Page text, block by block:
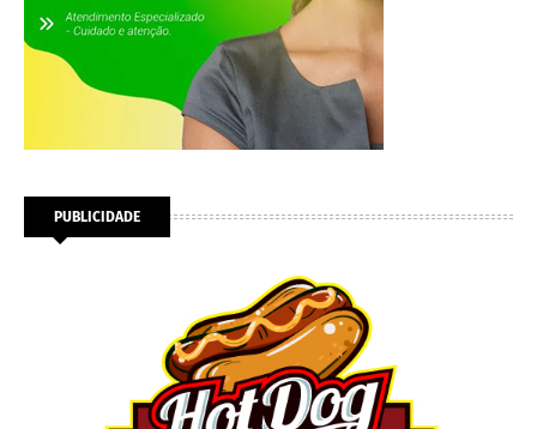
PUBLICIDADE